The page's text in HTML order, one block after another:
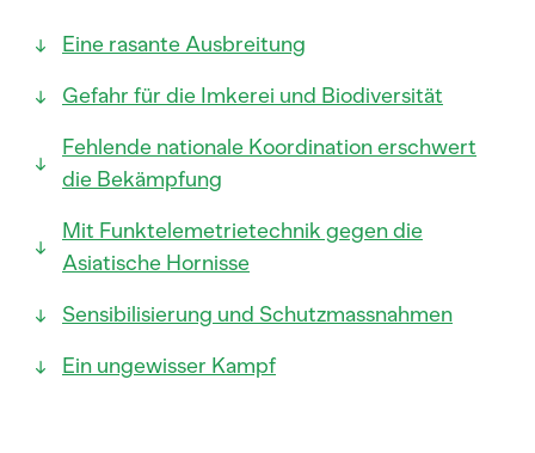
Eine rasante Ausbreitung
Gefahr für die Imkerei und Biodiversität
Fehlende nationale Koordination erschwert
die Bekämpfung
Mit Funktelemetrietechnik gegen die
Asiatische Hornisse
Sensibilisierung und Schutzmassnahmen
Ein ungewisser Kampf